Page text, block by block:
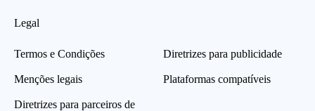
Legal
Termos e Condições
Menções legais
Diretrizes para parceiros de
Diretrizes para publicidade
Plataformas compatíveis